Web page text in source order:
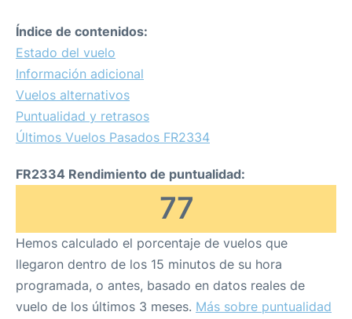
Índice de contenidos:
Estado del vuelo
Información adicional
Vuelos alternativos
Puntualidad y retrasos
Últimos Vuelos Pasados FR2334
FR2334 Rendimiento de puntualidad:
77
Hemos calculado el porcentaje de vuelos que
llegaron dentro de los 15 minutos de su hora
programada, o antes, basado en datos reales de
vuelo de los últimos 3 meses. Más sobre puntualidad